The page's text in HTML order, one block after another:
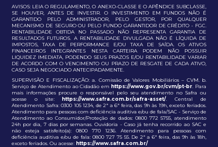
AVISOS: LEIA O REGULAMENTO, O ANEXO-CLASSE E O APÊNDICE SUBCLASSE,
SE HOUVER, ANTES DE INVESTIR. O INVESTIMENTO EM FUNDOS NÃO É
GARANTIDO PELO ADMINISTRADOR, PELO GESTOR, POR QUALQUER
MECANISMO DE SEGURO OU PELO FUNDO GARANTIDOR DE CRÉDITO - FGC.
RENTABILIDADE OBTIDA NO PASSADO NÃO REPRESENTA GARANTIA DE
RESULTADOS FUTUROS. A RENTABILIDADE DIVULGADA NÃO É LÍQUIDA DE
IMPOSTOS, TAXA DE PERFORMANCE E/OU TAXA DE SAÍDA. OS ATIVOS
FINANCEIROS INTEGRANTES NESTA CARTEIRA PODEM NÃO POSSUIR
LIQUIDEZ IMEDIATA, PODENDO SEUS PRAZOS E/OU RENTABILIDADE VARIAR
DE ACORDO COM O VENCIMENTO OU PRAZO DE RESGATE DE CADA ATIVO,
CASO SEJA NEGOCIADO ANTECIPADAMENTE.
SUPERVISÃO E FISCALIZAÇÃO: a. Comissão de Valores Mobiliários – CVM. b.
Serviço de Atendimento ao Cidadão em https://www.gov.br/cvm/pt-br. Para
mais informações procure o responsável pelo seu atendimento no Safra ou
acesse o site: https://www.safra.com.br/safra-asset/. Central de
Atendimento Safra: 0300 105 1234, de 2ª a 6ª feira, das 9h às 19h, exceto feriados.
Atendimento para pessoas com deficiência auditiva e/ou de fala/SAC - Serviço de
Atendimento ao Consumidor/Proteção de dados: 0800 772 5755, atendimento
24h por dia, 7 dias por semanas. Ouvidoria - Caso já tenha recorrido ao SAC e
não esteja satisfeito(a): 0800 770 1236. Atendimento para pessoas com
deficiência auditiva e/ou de fala: 0800 727 75 55. De 2ª a 6ª feira, das 9h às 18h,
exceto feriados. Ou acesse: https://www.safra.com.br/